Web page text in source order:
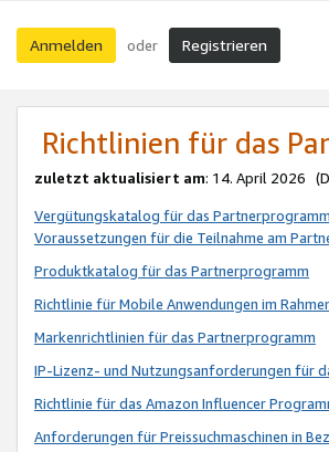
Anmelden oder Registrieren
Richtlinien für das
zuletzt aktualisiert am: 14. April 2026
Vergütungskatalog für das Partnerprogramm
Voraussetzungen für die Teilnahme am
Produktkatalog für das Partnerprogramm
Richtlinie für Mobile Anwendungen im
Markenrichtlinien für das Partnerprogramm
IP-Lizenz- und Nutzungsanforderungen für
Richtlinie für das Amazon Influencer
Anforderungen für Preissuchmaschinen in